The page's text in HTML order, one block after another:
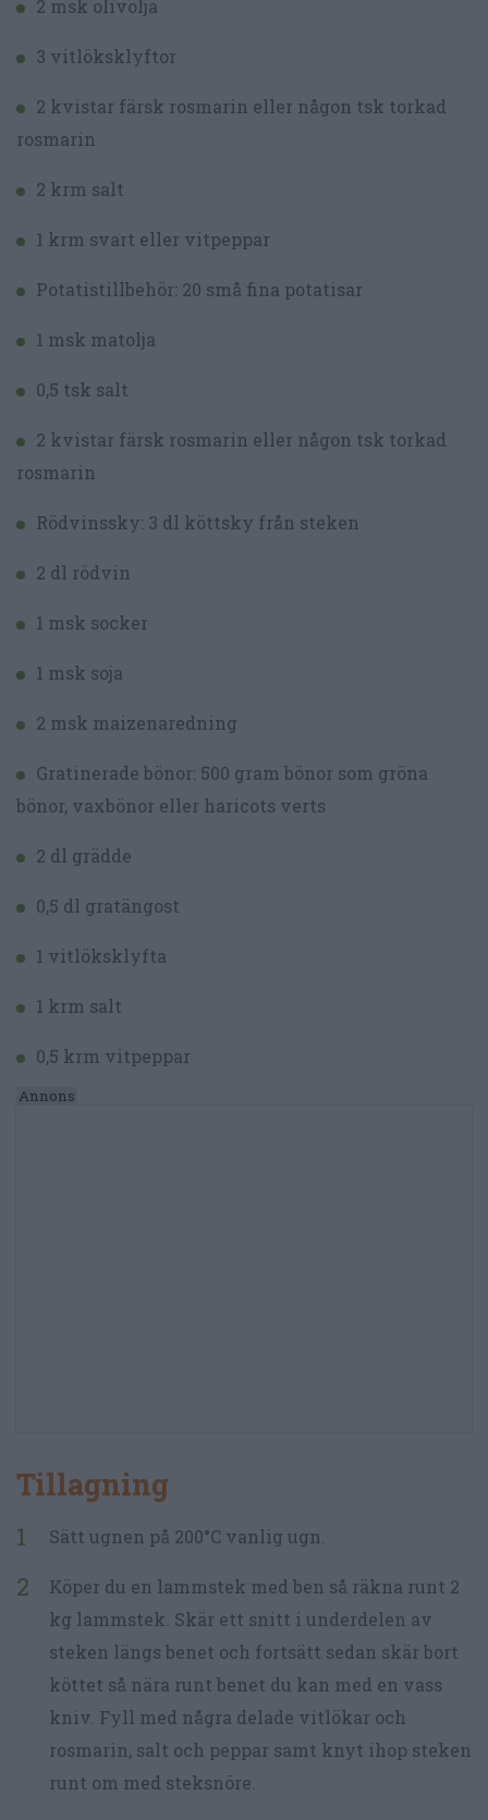
2 msk olivolja
3 vitlöksklyftor
2 kvistar färsk rosmarin eller någon tsk torkad
rosmarin
2 krm salt
1 krm svart eller vitpeppar
Potatistillbehör: 20 små fina potatisar
1 msk matolja
0,5 tsk salt
2 kvistar färsk rosmarin eller någon tsk torkad
rosmarin
Rödvinssky: 3 dl köttsky från steken
2 dl rödvin
1 msk socker
1 msk soja
2 msk maizenaredning
Gratinerade bönor: 500 gram bönor som gröna
bönor, vaxbönor eller haricots verts
2 dl grädde
0,5 dl gratängost
1 vitlöksklyfta
1 krm salt
0,5 krm vitpeppar
Tillagning
Sätt ugnen på 200°C vanlig ugn.
Köper du en lammstek med ben så räkna runt 2
kg lammstek. Skär ett snitt i underdelen av
steken längs benet och fortsätt sedan skär bort
köttet så nära runt benet du kan med en vass
kniv. Fyll med några delade vitlökar och
rosmarin, salt och peppar samt knyt ihop steken
runt om med steksnöre.